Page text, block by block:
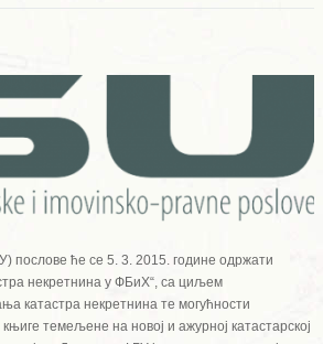
послове ће се 5. 3. 2015. године одржати
некретнина у ФБиХ“, са циљем
катастра некретнина те могућности
темељене на новој и ажурној катастарској